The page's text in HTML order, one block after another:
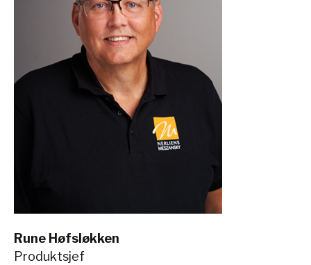
Rune Høfsløkken
Produktsjef